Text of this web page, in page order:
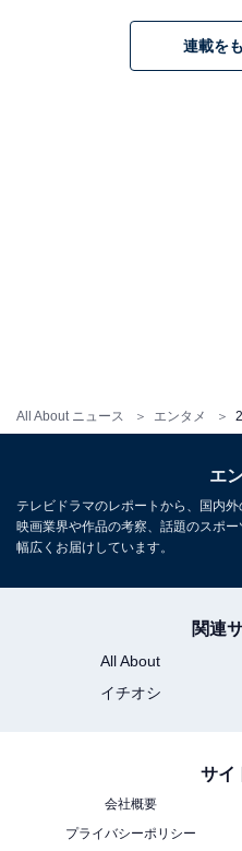
All About ニュース エンタメ
連載を
エ
テレビドラマのレポートから、国内
映画業界や作品の考察、話題のスポ
幅広くお届けしています。
関連
All About
イチオシ
サイ
会社概要
プライバシーポリシー